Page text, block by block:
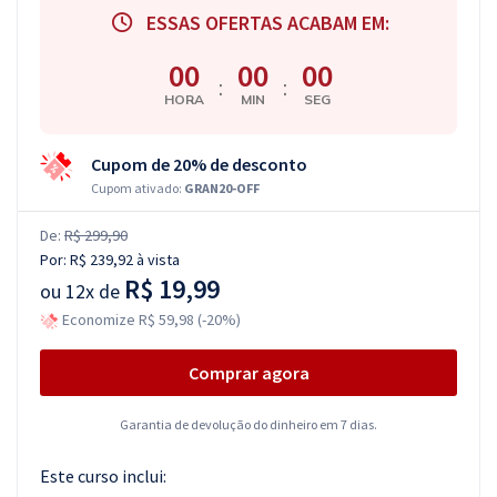
ESSAS OFERTAS ACABAM EM:
00
HORA : 00
MIN : 00
SEG
Cupom de 20% de desconto
Cupom ativado: GRAN20-OFF
De: R$ 299,90
Por: R$ 239,92à vista
ou 12x de R$ 19,99
Economize R$ 59,98 (-20%)
Comprar agora
Garantia de devolução do dinheiro em 7 dias.
Este curso inclui: